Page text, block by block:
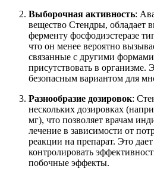
Выборочная активность:
вещество Стендры, обладает
ферменту фосфодиэстеразе
что он менее вероятно
связанные с другими
присутствовать в организме.
безопасным вариантом для
Разнообразие дозировок:
нескольких дозировках
мг), что позволяет врачам
лечение в зависимости от
реакции на препарат. Это
контролировать
побочные эффекты.